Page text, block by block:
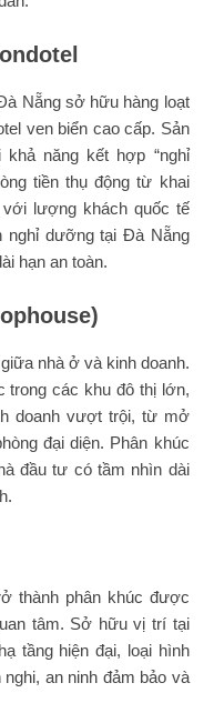
Nẵng sở hữu hàng loạt
ven biển cao cấp. Sản
năng kết hợp “nghỉ
tiền thụ động từ khai
lượng khách quốc tế
nghỉ dưỡng tại Đà Nẵng
hạn an toàn.
nhà ở và kinh doanh.
trong các khu đô thị lớn,
doanh vượt trội, từ mở
đại diện. Phân khúc
đầu tư có tầm nhìn dài
thành phân khúc được
tâm. Sở hữu vị trí tại
tầng hiện đại, loại hình
an ninh đảm bảo và